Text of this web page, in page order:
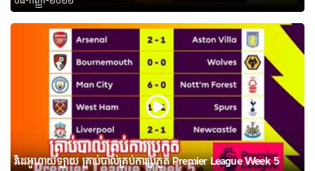
វីដេអូហាយឡាយ គ្រាប់បាល់គ្រប់ការប្រកួត Premier League Week 5